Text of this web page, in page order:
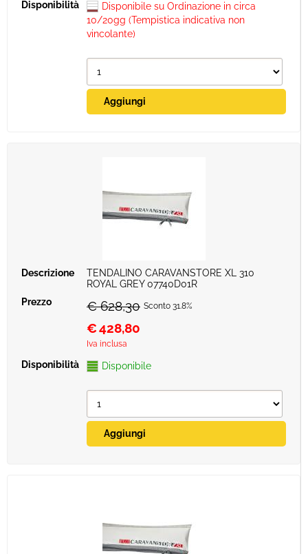
Disponibile su Ordinazione in circa
10/20gg (Tempistica indicativa non
vincolante)
TENDALINO CARAVANSTORE XL 310
ROYAL GREY 07740D01R
€ 628,30 Sconto 31.8%
€428,80
Iva inclusa
Disponibile